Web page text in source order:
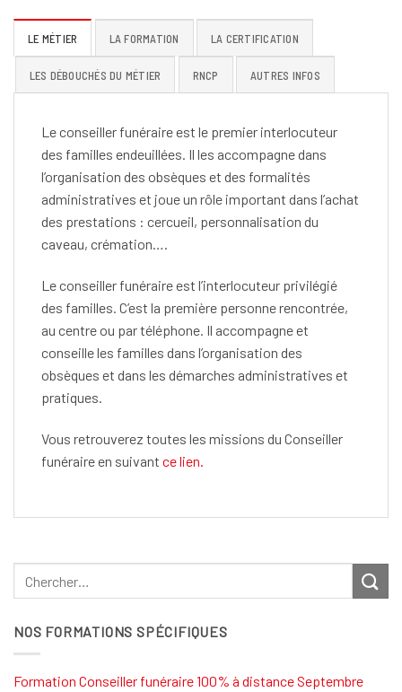
LE MÉTIER LA FORMATION LA CERTIFICATION
LES DÉBOUCHÉS DU MÉTIER RNCP AUTRES INFOS
Le conseiller funéraire est le premier interlocuteur
des familles endeuillées. Il les accompagne dans
l’organisation des obsèques et des formalités
administratives et joue un rôle important dans l’achat
des prestations : cercueil, personnalisation du
caveau, crémation….
Le conseiller funéraire est l’interlocuteur privilégié
des familles. C’est la première personne rencontrée,
au centre ou par téléphone. Il accompagne et
conseille les familles dans l’organisation des
obsèques et dans les démarches administratives et
pratiques.
Vous retrouverez toutes les missions du Conseiller
funéraire en suivant ce lien.
NOS FORMATIONS SPÉCIFIQUES
Formation Conseiller funéraire 100% à distance Septembre